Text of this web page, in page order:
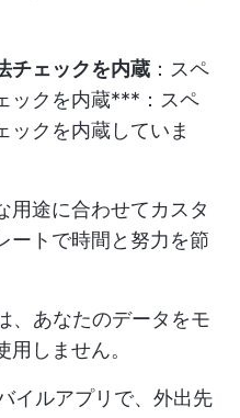
チェックを内蔵 ：スペ
ックを内蔵***：スペ
ックを内蔵していま
用途に合わせてカスタ
ートで時間と努力を節
、あなたのデータをモ
しません。
イルアプリで、外出先